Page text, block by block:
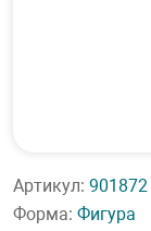
Артикул: 901872
Форма: Фигура